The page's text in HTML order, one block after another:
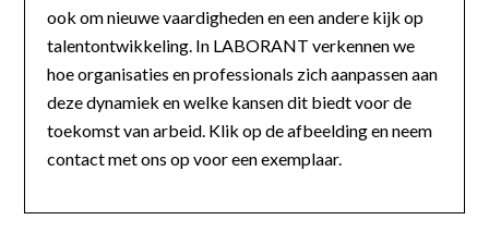
ook om nieuwe vaardigheden en een andere kijk op
talentontwikkeling. In LABORANT verkennen we
hoe organisaties en professionals zich aanpassen aan
deze dynamiek en welke kansen dit biedt voor de
toekomst van arbeid. Klik op de afbeelding en neem
contact met ons op voor een exemplaar.